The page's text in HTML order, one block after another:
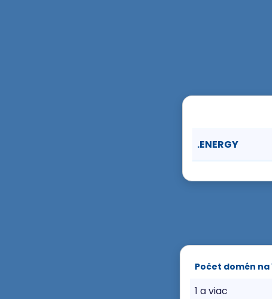
.ENERGY
Počet domén
1 a viac